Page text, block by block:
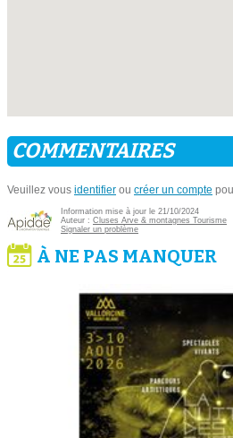
COMMENTAIRES
Veuillez vous identifier ou créer un compte
Information mise à jour le 21/10/2024
Auteur : Cluses Arve & montagnes Tourisme
Signaler un problème
À NE PAS MANQUER